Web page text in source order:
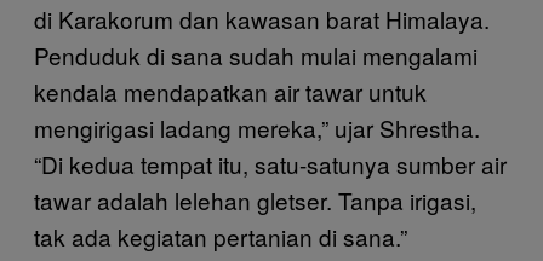
di Karakorum dan kawasan barat Himalaya.
Penduduk di sana sudah mulai mengalami
kendala mendapatkan air tawar untuk
mengirigasi ladang mereka,” ujar Shrestha.
“Di kedua tempat itu, satu-satunya sumber air
tawar adalah lelehan gletser. Tanpa irigasi,
tak ada kegiatan pertanian di sana.”